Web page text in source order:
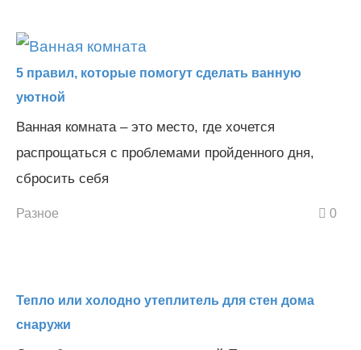
5 правил, которые помогут сделать ванную
уютной
Ванная комната – это место, где хочется
распрощаться с проблемами пройденного дня,
сбросить себя
Разное 0
Тепло или холодно утеплитель для стен дома
снаружи